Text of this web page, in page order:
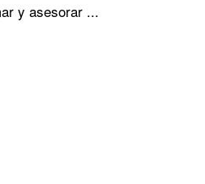
y asesorar ...